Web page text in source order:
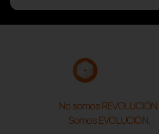
No somos REVOLUCIÓN.
Somos EVOLUCIÓN.